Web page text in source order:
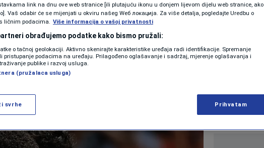
N1 SPECIJAL
FENOMENI
NEISTRAŽENO
VIRALNO
VIDEO
NOGOMET | 0 komentara
Više
link na dnu ove web stranice [ili plutajuću ikonu u donjem lijevom dijelu web stranice, ako
Vaš odabir će se mijenjati u okviru našeg Wеб локација. Za više detalja, pogledajte Uredbu o
ličnim podacima. Više informacija o vašoj privatnosti
obrađujemo podatke kako bismo pružali:
o tačnoj geolokaciji. Aktivno skenirajte karakteristike uređaja radi identifikacije. Spremanje
pristupanje podacima na uređaju. Prilagođeno oglašavanje i sadržaj, mjerenje oglašavanja i
publike i razvoj usluga.
(pružalaca usluga)
svrhe Prihvatam